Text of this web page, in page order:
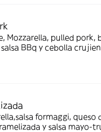
Mozzarella, pulled pork,
BBq y cebolla
formaggi, queso
y salsa mayo-